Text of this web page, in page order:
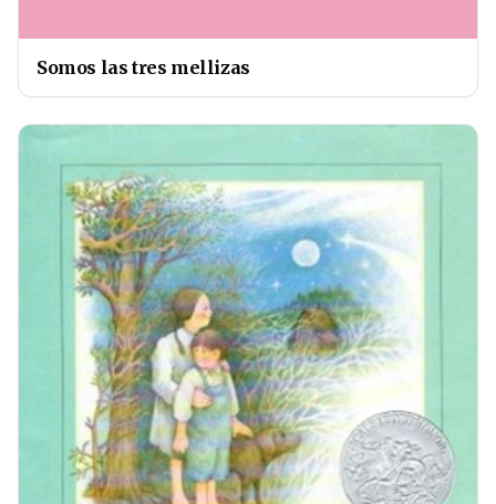
Somos las tres mellizas